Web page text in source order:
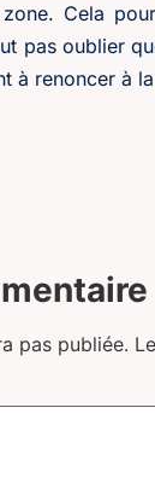
Cela
pas oublier
à renoncer à
pas publiée.